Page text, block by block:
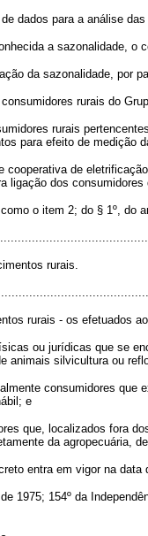
de dados para a análise
a sazonalidade, o
da sazonalidade, por
rurais do
rurais
para efeito de medição
cooperativa de
ligação dos consumidores
o item 2; do § 1º, do
rurais.
rurais - os efetuados
ou jurídicas que se
animais silvicultura ou
consumidores que
e
que, localizados fora
da agropecuária,
entra em vigor na
154º da